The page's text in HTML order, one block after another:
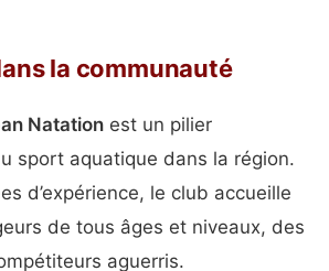
la communauté
Natation est un pilier
sport aquatique dans la région.
d’expérience, le club accueille
de tous âges et niveaux, des
aguerris.